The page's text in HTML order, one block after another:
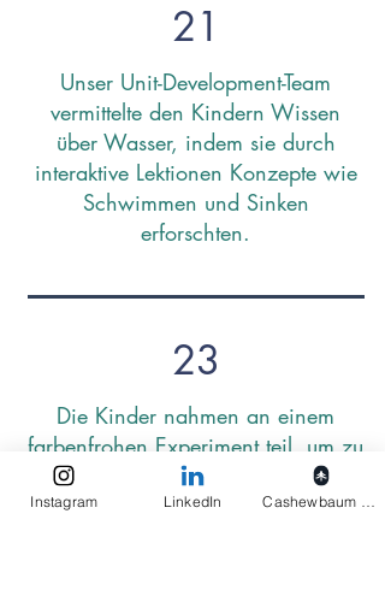
21
Unser Unit-Development-Team
vermittelte den Kindern Wissen
über Wasser, indem sie durch
interaktive Lektionen Konzepte wie
Schwimmen und Sinken
erforschten.
23
Die Kinder nahmen an einem
farbenfrohen Experiment teil, um zu
lernen, wie man einen Regenbogen
erzeugt – eine Erfahrung, die
Instagram LinkedIn